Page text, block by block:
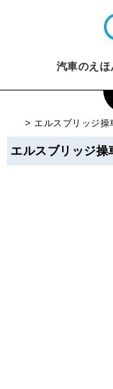
汽車のえ
> エルスブリッジ操
エルスブリッジ操